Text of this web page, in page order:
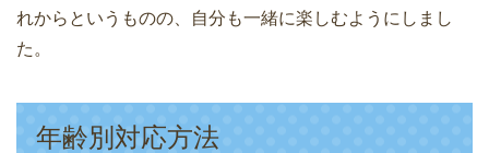
れからというものの、自分も一緒に楽しむようにしまし
た。
年齢別対応方法